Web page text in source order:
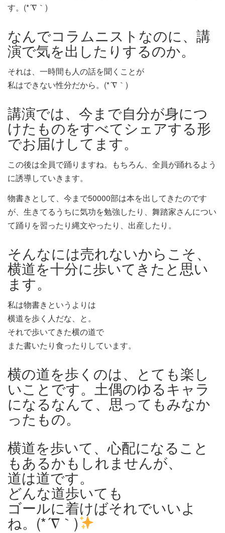
す。(*´∇｀)
なんでコラムニストなのに、講
演で気を出したりするのか。
それは、一時間も人の話を聞くことが
私はできない性分だから。(*´∇｀)
講演では、今まで自分が身につ
けたものをすべてシェアする形
でお届けしてます。
この後は全員で踊りますね。もちろん、全員が踊れるよう
に誘導していきます。
物書きとして、今まで50000部は本を出してきたのです
が、生きてるうちに気功を勉強したり、舞踏家さんについ
て踊りを習ったり縄文やったり、出産したり。
そんなには売れないからこそ、
横道を十分に歩いてきたと思い
ます。
私は物書きというよりは
横道を歩く人だな、と。
それで歩いてきた横の道で
また書いたり食ったりしています。
横の道を歩くのは、とても楽し
いことです。土偶のゆるキャラ
になるなんて、思ってもみなか
ったもの。
横道を歩いて、心配になること
もあるかもしれませんが、
道は道です。
どんな道歩いても
ゴールに着けばそれでいいよ
ね。(*´∇｀)